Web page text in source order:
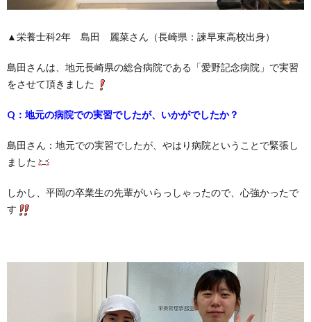
▲栄養士科2年 島田 麗菜さん（長崎県：諫早東高校出身）
島田さんは、地元長崎県の総合病院である「愛野記念病院」で実習
をさせて頂きました
Q：地元の病院での実習でしたが、いかがでしたか？
島田さん：地元での実習でしたが、やはり病院ということで緊張し
ました
しかし、平岡の卒業生の先輩がいらっしゃったので、心強かったで
す